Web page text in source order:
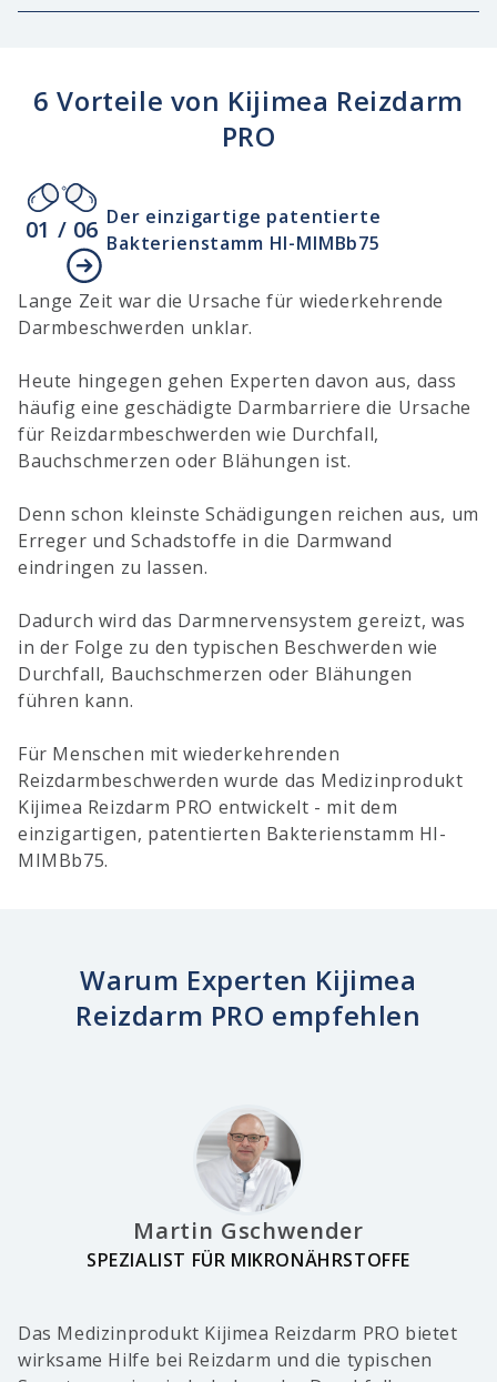
6 Vorteile von Kijimea Reizdarm
PRO
01 / 06 Der einzigartige patentierte
Bakterienstamm HI-MIMBb75
Lange Zeit war die Ursache für wiederkehrende
Darmbeschwerden unklar.
Heute hingegen gehen Experten davon aus, dass
häufig eine geschädigte Darmbarriere die Ursache
für Reizdarmbeschwerden wie Durchfall,
Bauchschmerzen oder Blähungen ist.
Denn schon kleinste Schädigungen reichen aus, um
Erreger und Schadstoffe in die Darmwand
eindringen zu lassen.
Dadurch wird das Darmnervensystem gereizt, was
in der Folge zu den typischen Beschwerden wie
Durchfall, Bauchschmerzen oder Blähungen
führen kann.
Für Menschen mit wiederkehrenden
Reizdarmbeschwerden wurde das Medizinprodukt
Kijimea Reizdarm PRO entwickelt - mit dem
einzigartigen, patentierten Bakterienstamm HI-
MIMBb75.
Warum Experten Kijimea
Reizdarm PRO empfehlen
Martin Gschwender
SPEZIALIST FÜR MIKRONÄHRSTOFFE
Das Medizinprodukt Kijimea Reizdarm PRO bietet
wirksame Hilfe bei Reizdarm und die typischen